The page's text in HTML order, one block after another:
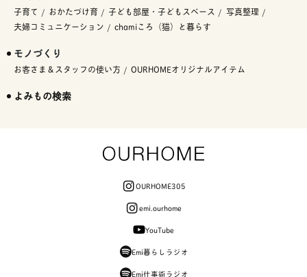
子育て おかたづけ育 子ども部屋・子どもスペース
写真整理
夫婦コミュニケーション
chamiころ（猫）と暮らす
モノづくり
お客さま＆スタッフの使い方 OURHOMEオリジナルアイテム
よみもの検索
OURHOME305
emi.ourhome
YouTube
Emi暮らしラジオ
Emi仕事術ラジオ